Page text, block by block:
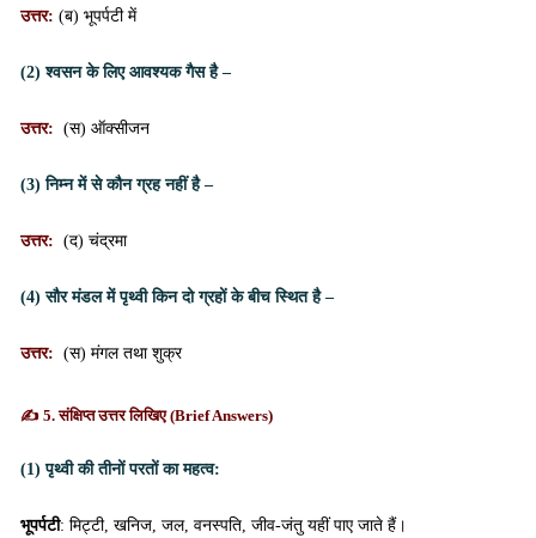
उत्तर: (ब) भूपर्पटी में
(2) श्वसन के लिए आवश्यक गैस है –
उत्तर: (स) ऑक्सीजन
(3) निम्न में से कौन ग्रह नहीं है –
उत्तर: (द) चंद्रमा
(4) सौर मंडल में पृथ्वी किन दो ग्रहों के बीच स्थित है –
उत्तर: (स) मंगल तथा शुक्र
✍️ 5. संक्षिप्त उत्तर लिखिए (Brief Answers)
(1) पृथ्वी की तीनों परतों का महत्व:
भूपर्पटी: मिट्टी, खनिज, जल, वनस्पति, जीव-जंतु यहीं पाए जाते हैं।